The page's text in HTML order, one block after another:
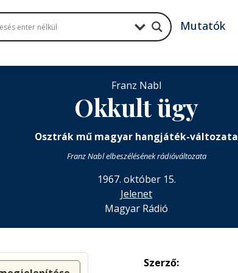
Mutatók
Franz Nabl
Okkult ügy
Osztrák mű magyar hangjáték-változata
Franz Nabl elbeszélésének rádióváltozata
1967. október 15.
Jelenet
Magyar Rádió
Szerző: